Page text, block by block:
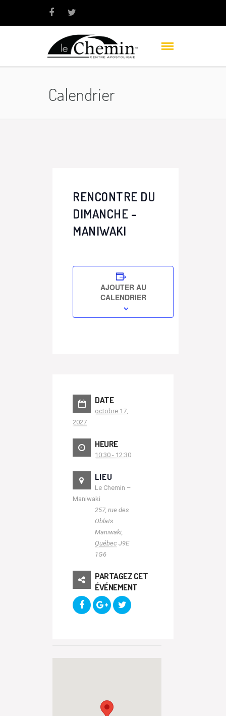
Calendrier
RENCONTRE DU
DIMANCHE –
MANIWAKI
AJOUTER AU
CALENDRIER
DATE
octobre 17,
2027
HEURE
10:30 - 12:30
LIEU
Le Chemin –
Maniwaki
257, rue des
Oblats
Maniwaki,
Québec J9E
1G6
PARTAGEZ CET
ÉVÉNEMENT